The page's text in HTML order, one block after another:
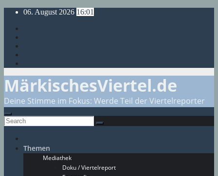
Skip
content
06. August 2026 16:01
MärkischesViertel.de
Deine Stimme im Fokus: Werde Teil der Viertelreporter
Themen
Mediathek
Doku / Viertelreport